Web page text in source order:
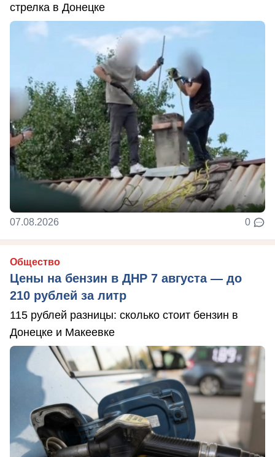
стрелка в Донецке
07.08.2026 0
Общество
Цены на бензин в ДНР 7 августа — до
210 рублей за литр
115 рублей разницы: сколько стоит бензин в
Донецке и Макеевке